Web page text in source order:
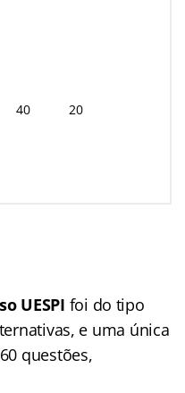
40 20
UESPI foi do tipo
e uma única
questões,